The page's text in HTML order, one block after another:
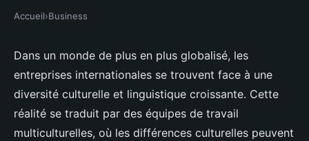
Quelles sont les meilleures
pratiques pour la gestion des
équipes multiculturelles dans
une entreprise internationale?
Accueil›Business
Dans un monde de plus en plus globalisé, les
entreprises internationales se trouvent face à une
diversité culturelle et linguistique croissante. Cette
réalité se traduit par des équipes de travail
multiculturelles, où les différences culturelles peuvent